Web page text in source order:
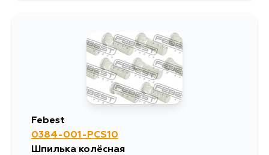
231
231
4 сентября
Febest
0384-001-PCS10
Шпилька колёсная